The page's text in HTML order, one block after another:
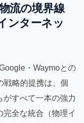
流の境界線
ンターネッ
・Waymoとの
略的提携は、個
がすべて一本の強力
全な統合（物理イ